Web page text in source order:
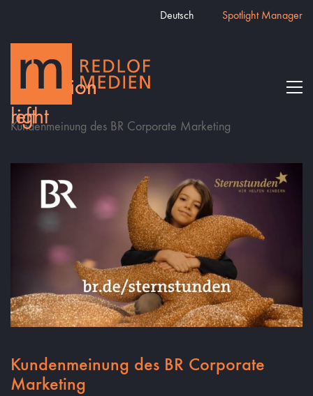
Deutsch Spotlight Manager
Kundenmeinung des BR Corporate Marketing
Kundenmeinung des BR Corporate
Marketing